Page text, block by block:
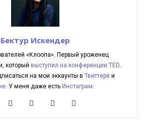
Бектур Искендер
«Клоопа». Первый уроженец
который выступил на конференции TED.
на мои эккаунты в Твиттереи
. У меня даже есть Инстаграм.